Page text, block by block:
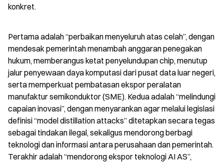
konkret.
Pertama adalah “perbaikan menyeluruh atas celah”, dengan
mendesak pemerintah menambah anggaran penegakan
hukum, memberangus ketat penyelundupan chip, menutup
jalur penyewaan daya komputasi dari pusat data luar negeri,
serta memperkuat pembatasan ekspor peralatan
manufaktur semikonduktor (SME). Kedua adalah “melindungi
capaian inovasi”, dengan menyarankan agar melalui legislasi
definisi “model distillation attacks” ditetapkan secara tegas
sebagai tindakan ilegal, sekaligus mendorong berbagi
teknologi dan informasi antara perusahaan dan pemerintah.
Terakhir adalah “mendorong ekspor teknologi AI AS”,